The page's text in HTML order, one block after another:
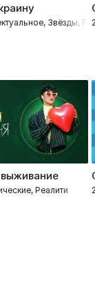
Звёзды,
Реалити